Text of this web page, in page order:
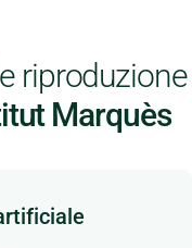
riproduzione
Marquès